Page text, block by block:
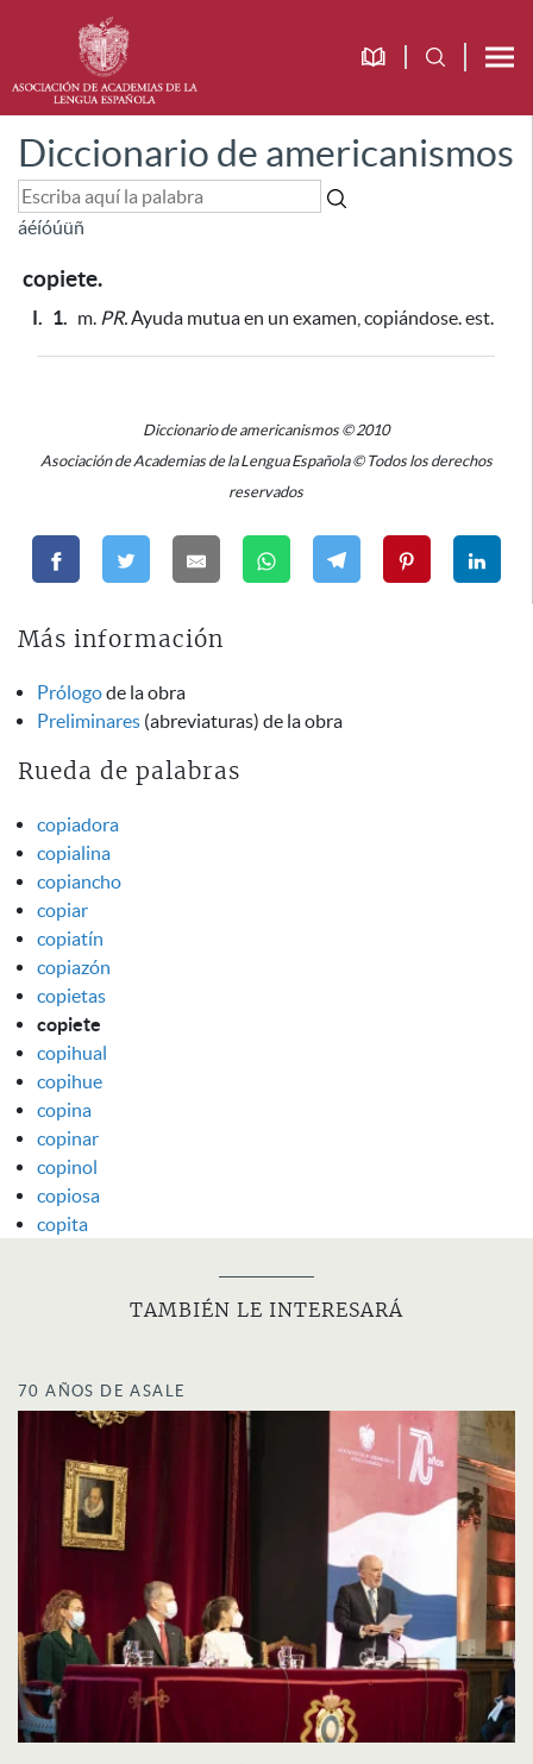
Diccionario de americanismos
áéíóúüñ
copiete.
I. 1. m. PR.Ayuda mutua en un examen, copiándose. est.
Diccionario de americanismos © 2010
Asociación de Academias de la Lengua Española © Todos los derechos
reservados
Más información
Prólogode la obra
Preliminares (abreviaturas) de la obra
Rueda de palabras
copiadora
copialina
copiancho
copiar
copiatín
copiazón
copietas
copiete
copihual
copihue
copina
copinar
copinol
copiosa
copita
TAMBIÉN LE INTERESARÁ
70 AÑOS DE ASALE